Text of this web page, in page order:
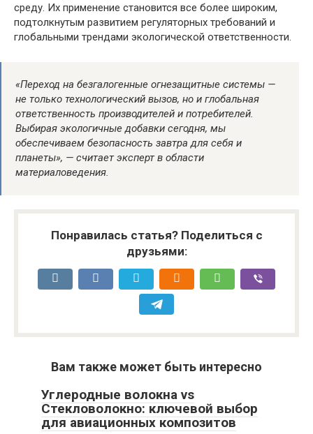
среду. Их применение становится все более широким,
подтолкнутым развитием регуляторных требований и
глобальными трендами экологической ответственности.
«Переход на безгалогенные огнезащитные системы —
не только технологический вызов, но и глобальная
ответственность производителей и потребителей.
Выбирая экологичные добавки сегодня, мы
обеспечиваем безопасность завтра для себя и
планеты», — считает эксперт в области
материаловедения.
Понравилась статья? Поделиться с
друзьями:
Вам также может быть интересно
Углеродные волокна vs
Стекловолокно: ключевой выбор
для авиационных композитов